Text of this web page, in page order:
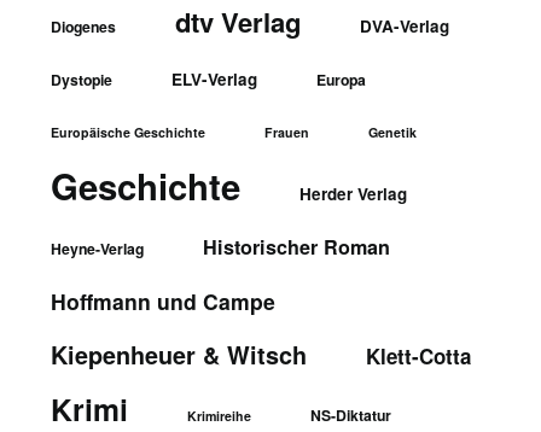
Diogenes dtv Verlag DVA-Verlag
Dystopie ELV-Verlag Europa
Europäische Geschichte Frauen Genetik
Geschichte Herder Verlag
Heyne-Verlag Historischer Roman
Hoffmann und Campe
Kiepenheuer & Witsch Klett-Cotta
Krimi Krimireihe NS-Diktatur